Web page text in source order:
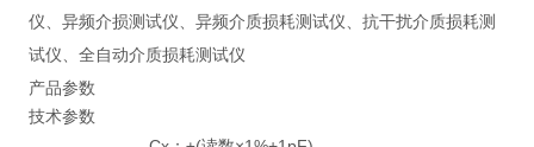
仪、异频介损测试仪、异频介质损耗测试仪、抗干扰介质损耗测
试仪、全自动介质损耗测试仪
产品参数
技术参数